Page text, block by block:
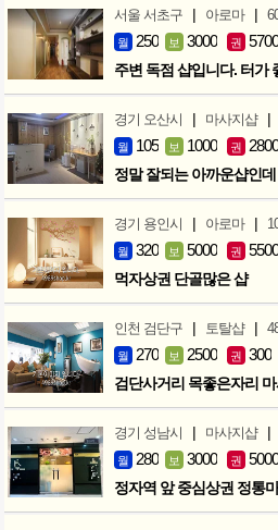
서울 서초구 | 아로마 |
월 250 보 3000 권 5700
주변 독점 샵입니다. 터가
경기 오산시 | 마사지샵 |
월 105 보 1000 권 2800
정말 잘되는 아까운샵인
경기 용인시 | 아로마 |
월 320 보 5000 권 5500
먹자상권 단골많은 샵
인천 검단구 | 토탈샵 |
월 270 보 2500 권 300
경기 성남시 | 마사지샵 |
월 280 보 3000 권 5000
정자역 앞 중심상권 정통